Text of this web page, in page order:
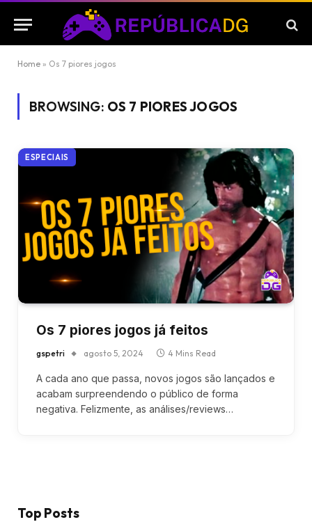
Home » Os 7 piores jogos
BROWSING: OS 7 PIORES JOGOS
ESPECIAIS
Os 7 piores jogos já feitos
gspetri agosto 5, 2024 4 Mins Read
A cada ano que passa, novos jogos são lançados e
acabam surpreendendo o público de forma
negativa. Felizmente, as análises/reviews…
Top Posts